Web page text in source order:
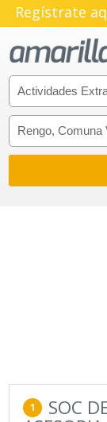
Regístrate
1 SOC